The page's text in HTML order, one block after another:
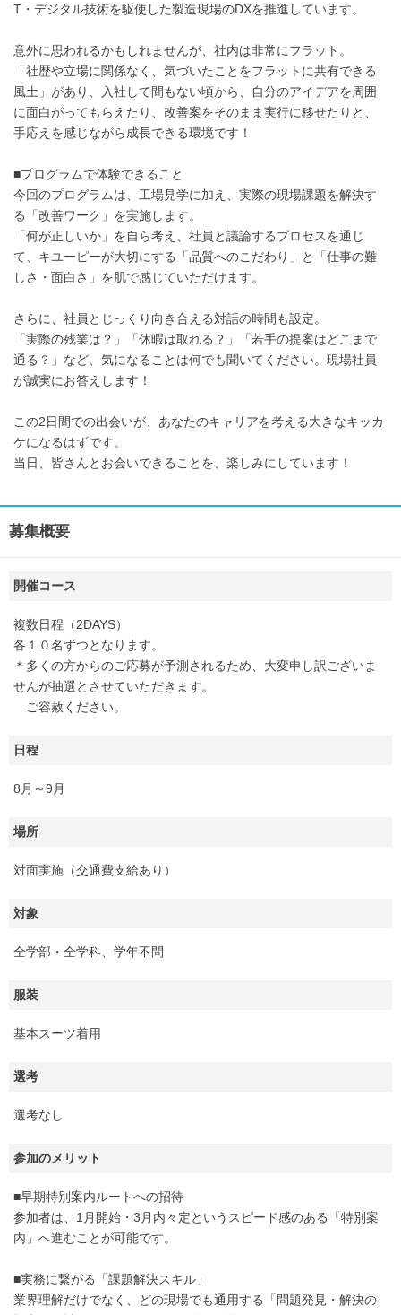
T・デジタル技術を駆使した製造現場のDXを推進しています。
意外に思われるかもしれませんが、社内は非常にフラット。
「社歴や立場に関係なく、気づいたことをフラットに共有できる
風土」があり、入社して間もない頃から、自分のアイデアを周囲
に面白がってもらえたり、改善案をそのまま実行に移せたりと、
手応えを感じながら成長できる環境です！
■プログラムで体験できること
今回のプログラムは、工場見学に加え、実際の現場課題を解決す
る「改善ワーク」を実施します。
「何が正しいか」を自ら考え、社員と議論するプロセスを通じ
て、キユーピーが大切にする「品質へのこだわり」と「仕事の難
しさ・面白さ」を肌で感じていただけます。
さらに、社員とじっくり向き合える対話の時間も設定。
「実際の残業は？」「休暇は取れる？」「若手の提案はどこまで
通る？」など、気になることは何でも聞いてください。現場社員
が誠実にお答えします！
この2日間での出会いが、あなたのキャリアを考える大きなキッカ
ケになるはずです。
当日、皆さんとお会いできることを、楽しみにしています！
募集概要
開催コース
複数日程（2DAYS）
各１０名ずつとなります。
＊多くの方からのご応募が予測されるため、大変申し訳ございま
せんが抽選とさせていただきます。
ご容赦ください。
日程
8月～9月
場所
対面実施（交通費支給あり）
対象
全学部・全学科、学年不問
服装
基本スーツ着用
選考
選考なし
参加のメリット
■早期特別案内ルートへの招待
参加者は、1月開始・3月内々定というスピード感のある「特別案
内」へ進むことが可能です。
■実務に繋がる「課題解決スキル」
業界理解だけでなく、どの現場でも通用する「問題発見・解決の